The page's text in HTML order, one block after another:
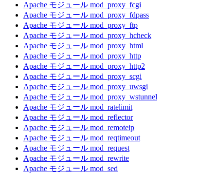
Apache モジュール mod_proxy_fcgi
Apache モジュール mod_proxy_fdpass
Apache モジュール mod_proxy_ftp
Apache モジュール mod_proxy_hcheck
Apache モジュール mod_proxy_html
Apache モジュール mod_proxy_http
Apache モジュール mod_proxy_http2
Apache モジュール mod_proxy_scgi
Apache モジュール mod_proxy_uwsgi
Apache モジュール mod_proxy_wstunnel
Apache モジュール mod_ratelimit
Apache モジュール mod_reflector
Apache モジュール mod_remoteip
Apache モジュール mod_reqtimeout
Apache モジュール mod_request
Apache モジュール mod_rewrite
Apache モジュール mod_sed